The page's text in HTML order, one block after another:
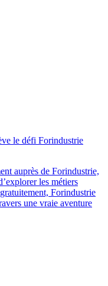
le défi Forindustrie
auprès de Forindustrie,
les métiers
Forindustrie
une vraie aventure